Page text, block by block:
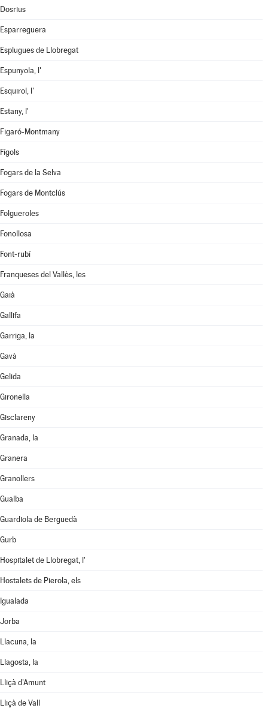
Dosrius
Esparreguera
Esplugues de Llobregat
Espunyola, l'
Esquirol, l'
Estany, l'
Figaró-Montmany
Fígols
Fogars de la Selva
Fogars de Montclús
Folgueroles
Fonollosa
Font-rubí
Franqueses del Vallès, les
Gaià
Gallifa
Garriga, la
Gavà
Gelida
Gironella
Gisclareny
Granada, la
Granera
Granollers
Gualba
Guardiola de Berguedà
Gurb
Hospitalet de Llobregat, l'
Hostalets de Pierola, els
Igualada
Jorba
Llacuna, la
Llagosta, la
Lliçà d'Amunt
Lliçà de Vall